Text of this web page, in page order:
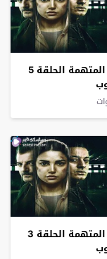
مسلسل المتهمة الحلقة 5
مسلسل المتهمة الحلقة 3